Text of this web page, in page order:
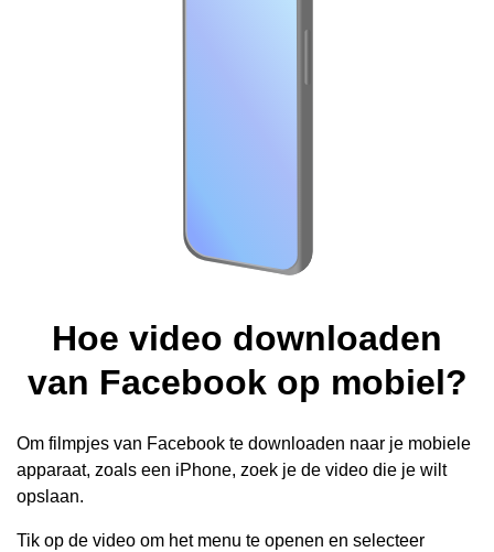
Hoe video downloaden
van Facebook op mobiel?
Om filmpjes van Facebook te downloaden naar je mobiele
apparaat, zoals een iPhone, zoek je de video die je wilt
opslaan.
Tik op de video om het menu te openen en selecteer